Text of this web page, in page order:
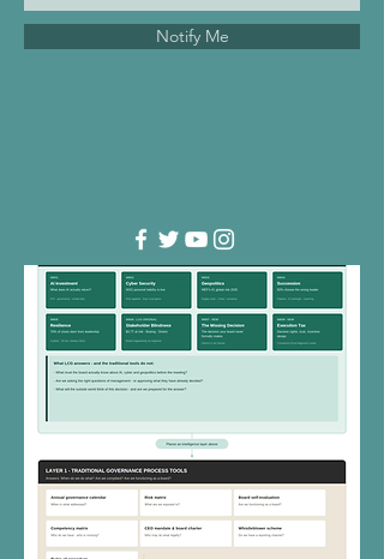
Notify Me